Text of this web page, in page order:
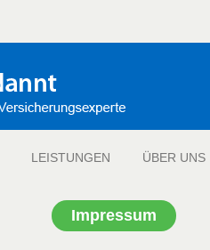
LEISTUNGEN ÜBER UNS
Impressum